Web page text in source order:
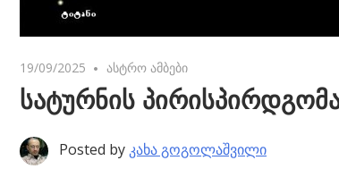
19/09/2025 No comments
ასტრო ამბები
სატურნის
Posted by კახა გოგოლაშვილი